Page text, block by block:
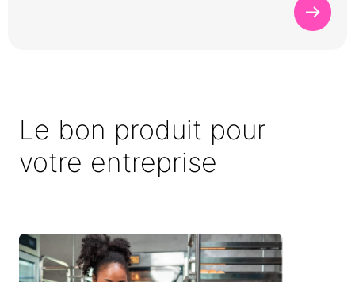
Le bon produit pour
votre entreprise